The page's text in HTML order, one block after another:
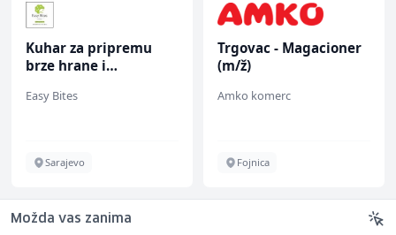
Kuhar za pripremu
brze hrane i
ž)
Easy Bites
Sarajevo
Trgovac - Magacioner
(m/ž)
Amko komerc
Fojnica
Možda vas zanima